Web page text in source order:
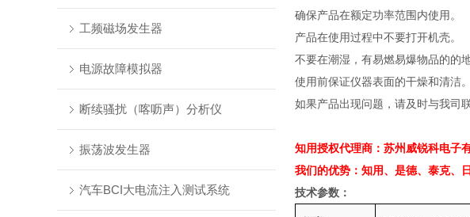
工频磁场发生器
电源故障模拟器
断续骚扰（喀呖声）分析仪
振荡波发生器
汽车BCI大电流注入测试系统
确保产品在额定功率范围内使用。
产品在使用过程中不要打开机壳。
不要在潮湿，有易燃易爆物品的的
使用前保证仪器表面的干燥和清洁。
如果产品出现问题，请及时与我司
知用授权代理商：苏州威锐科电子
我们的优势：知用、是德、泰克、
技术参数：